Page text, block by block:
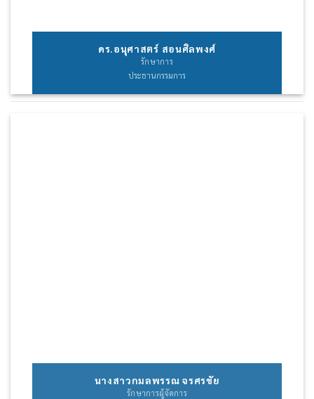
ดร.อนุศาสตร์ สอนศิลพงศ์
รักษาการ
ประธานกรรมการ
นางสาวกมลพรรณ จรศรชัย
รักษาการผู้จัดการ